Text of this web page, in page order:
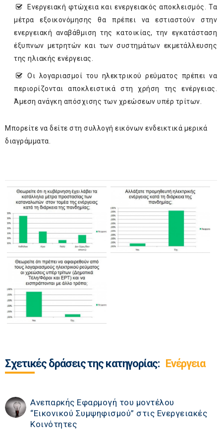
Ενεργειακή φτώχεια και ενεργειακός αποκλεισμός. Τα
μέτρα εξοικονόμησης θα πρέπει να εστιαστούν στην
ενεργειακή αναβάθμιση της κατοικίας, την εγκατάσταση
έξυπνων μετρητών και των συστημάτων εκμετάλλευσης
της ηλιακής ενέργειας.
Οι λογαριασμοί του ηλεκτρικού ρεύματος πρέπει να
περιορίζονται αποκλειστικά στη χρήση της ενέργειας.
Άμεση ανάγκη απόσχισης των χρεώσεων υπέρ τρίτων.
Μπορείτε να δείτε στη συλλογή εικόνων ενδεικτικά μερικά
διαγράμματα.
Σχετικές δράσεις της κατηγορίας: Ενέργεια
Ανεπαρκής Εφαρμογή του μοντέλου
“Εικονικού Συμψηφισμού” στις Ενεργειακές
Κοινότητες